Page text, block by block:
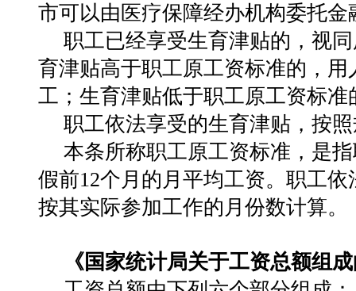
市可以由医疗保障经办机构委托
职工已经享受生育津贴的，视
育津贴高于职工原工资标准的，
工；生育津贴低于职工原工资标
职工依法享受的生育津贴，按
本条所称职工原工资标准，是
假前12个月的月平均工资。职工
按其实际参加工作的月份数计算。
《国家统计局关于工资总额组